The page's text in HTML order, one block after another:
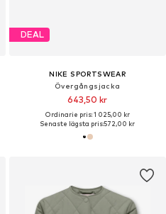
DEAL
NIKE SPORTSWEAR
Övergångsjacka
643,50 kr
Ordinarie pris: 1 025,00 kr
Senaste lägsta pris:572,00 kr